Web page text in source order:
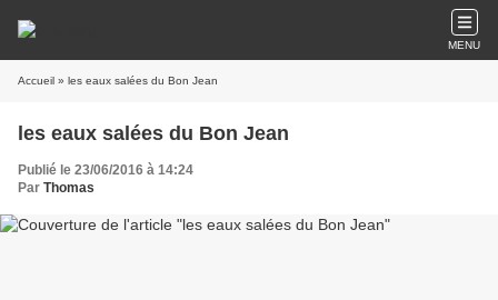
MENU
Accueil » les eaux salées du Bon Jean
les eaux salées du Bon Jean
Publié le 23/06/2016 à 14:24
Par Thomas